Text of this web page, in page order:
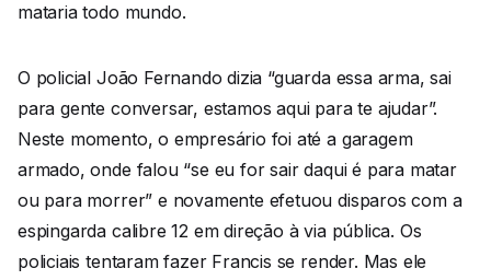
mataria todo mundo.
O policial João Fernando dizia “guarda essa arma, sai
para gente conversar, estamos aqui para te ajudar”.
Neste momento, o empresário foi até a garagem
armado, onde falou “se eu for sair daqui é para matar
ou para morrer” e novamente efetuou disparos com a
espingarda calibre 12 em direção à via pública. Os
policiais tentaram fazer Francis se render. Mas ele